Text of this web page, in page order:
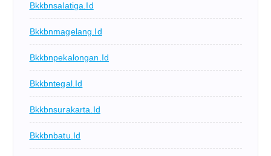
Bkkbnsalatiga.id
Bkkbnmagelang.id
Bkkbnpekalongan.id
Bkkbntegal.id
Bkkbnsurakarta.id
Bkkbnbatu.id